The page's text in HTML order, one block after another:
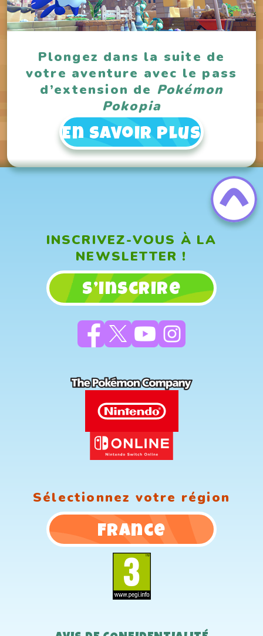
Plongez dans la suite de
votre aventure avec le pass
d’extension de Pokémon
Pokopia
En savoir plus
INSCRIVEZ-VOUS À LA
NEWSLETTER !
S’inscrire
Sélectionnez votre région
France